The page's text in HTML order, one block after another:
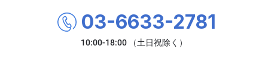
03-6633-2781